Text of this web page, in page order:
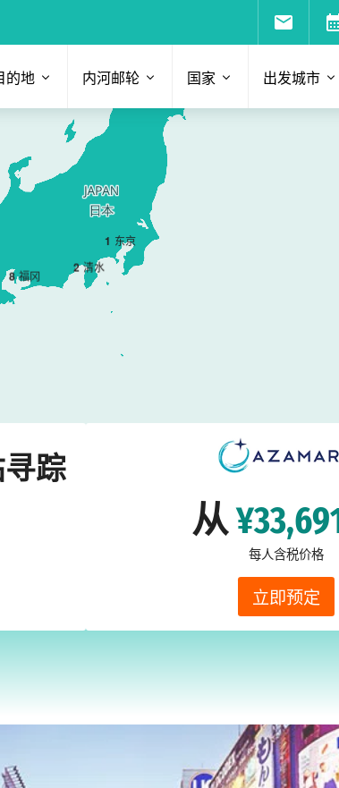
的地 内河邮轮 国家 出发城市
1 东京
2 清水
8 福冈
寻踪
从
每人含税价格
立即预定